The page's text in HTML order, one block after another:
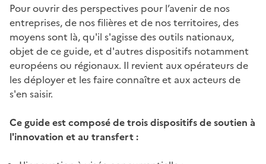
Pour ouvrir des perspectives pour l’avenir de nos
entreprises, de nos filières et de nos territoires, des
moyens sont là, qu'il s'agisse des outils nationaux,
objet de ce guide, et d'autres dispositifs notamment
européens ou régionaux. Il revient aux opérateurs de
les déployer et les faire connaître et aux acteurs de
s'en saisir.
Ce guide est composé de trois dispositifs de soutien à
l'innovation et au transfert :